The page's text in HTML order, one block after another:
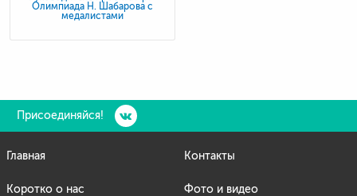
Олимпиада Н. Шабарова с
медалистами
Присоединяйся!
Главная
Коротко о нас
Контакты
Фото и видео